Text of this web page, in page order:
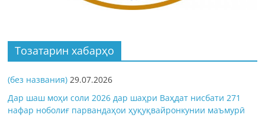
Тозатарин хабарҳо
(без названия) 29.07.2026
Дар шаш моҳи соли 2026 дар шаҳри Ваҳдат нисбати 271
нафар ноболиғ парвандаҳои ҳуқуқвайронкунии маъмурӣ